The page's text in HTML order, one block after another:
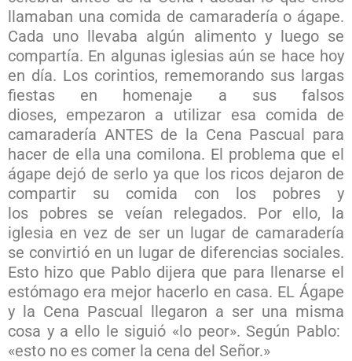
llamaban una comida de camaradería o ágape.
Cada uno llevaba algún alimento y luego se
compartía. En algunas iglesias aún se hace hoy
en día. Los corintios, rememorando sus largas
fiestas en homenaje a sus falsos
dioses, empezaron a utilizar esa comida de
camaradería ANTES de la Cena Pascual para
hacer de ella una comilona. El problema que el
ágape dejó de serlo ya que los ricos dejaron de
compartir su comida con los pobres y
los pobres se veían relegados. Por ello, la
iglesia en vez de ser un lugar de camaradería
se convirtió en un lugar de diferencias sociales.
Esto hizo que Pablo dijera que para llenarse el
estómago era mejor hacerlo en casa. EL Ágape
y la Cena Pascual llegaron a ser una misma
cosa y a ello le siguió «lo peor». Según Pablo:
«esto no es comer la cena del Señor.»